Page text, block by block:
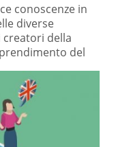
conoscenze in
diverse
creatori della
del